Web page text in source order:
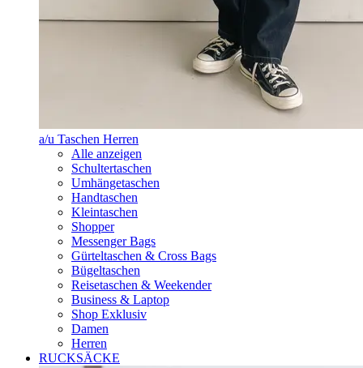
a/u Taschen Herren
Alle anzeigen
Schultertaschen
Umhängetaschen
Handtaschen
Kleintaschen
Shopper
Messenger Bags
Gürteltaschen & Cross Bags
Bügeltaschen
Reisetaschen & Weekender
Business & Laptop
Shop Exklusiv
Damen
Herren
RUCKSÄCKE